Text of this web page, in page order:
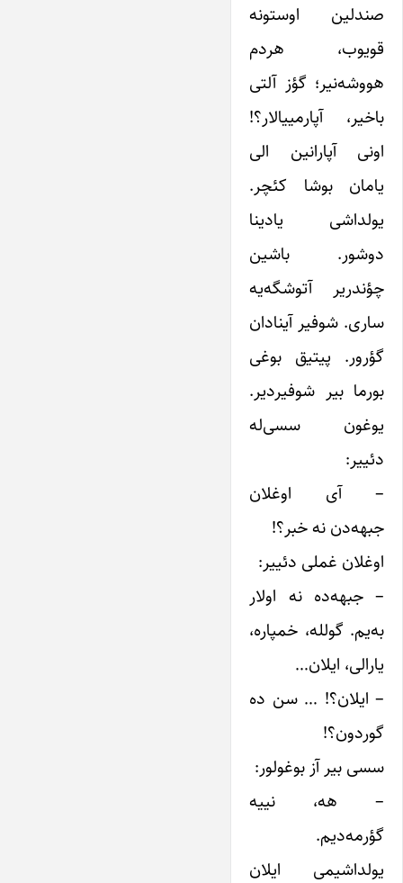
صندلین اوستونه
قویوب، هردم
هووشه‌نیر؛ گؤز آلتی
باخیر، آپارمییا‌لار؟!
اونی آپارانین الی
یامان بوشا کئچر.
یولداشی یادینا
دوشور. باشین
چؤند‌ریر آتوشگه‌یه
ساری. شوفیر آینادان
گؤرور. پیتیق بوغی
بورما بیر شوفیردیر.
یوغون سسی‌له
دئییر:
– آی اوغلان
جبهه‌دن نه خبر؟!
اوغلان غملی دئییر:
– جبهه‌ده نه اولار
به‌یم. گولله، خمپاره،
یارالی، ایلان…
– ایلان؟! … سن ده
گوردون؟!
سسی بیر آز بوغولور:
– هه، نییه
گؤرمه‌دیم.
یولداشیمی ایلان